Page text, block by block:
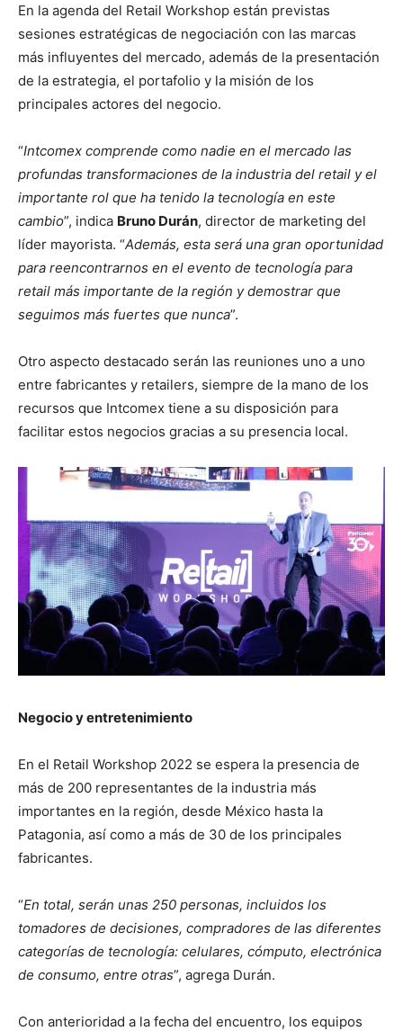
En la agenda del Retail Workshop están previstas
sesiones estratégicas de negociación con las marcas
más influyentes del mercado, además de la presentación
de la estrategia, el portafolio y la misión de los
principales actores del negocio.
“Intcomex comprende como nadie en el mercado las
profundas transformaciones de la industria del retail y el
importante rol que ha tenido la tecnología en este
cambio”, indica Bruno Durán, director de marketing del
líder mayorista. “Además, esta será una gran oportunidad
para reencontrarnos en el evento de tecnología para
retail más importante de la región y demostrar que
seguimos más fuertes que nunca”.
Otro aspecto destacado serán las reuniones uno a uno
entre fabricantes y retailers, siempre de la mano de los
recursos que Intcomex tiene a su disposición para
facilitar estos negocios gracias a su presencia local.
Negocio y entretenimiento
En el Retail Workshop 2022 se espera la presencia de
más de 200 representantes de la industria más
importantes en la región, desde México hasta la
Patagonia, así como a más de 30 de los principales
fabricantes.
“En total, serán unas 250 personas, incluidos los
tomadores de decisiones, compradores de las diferentes
categorías de tecnología: celulares, cómputo, electrónica
de consumo, entre otras”, agrega Durán.
Con anterioridad a la fecha del encuentro, los equipos